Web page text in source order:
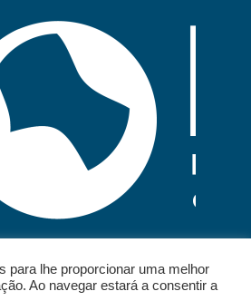
para lhe proporcionar uma melhor
Ao navegar estará a consentir a